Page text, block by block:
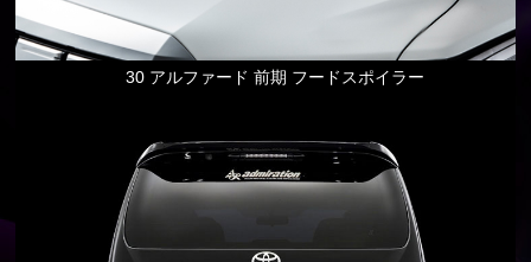
30 アルファード 前期 フードスポイラー